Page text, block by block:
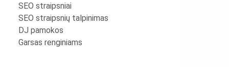
SEO straipsniai
SEO straipsnių talpinimas
DJ pamokos
Garsas renginiams